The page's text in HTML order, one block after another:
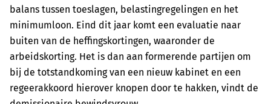
balans tussen toeslagen, belastingregelingen en het
minimumloon. Eind dit jaar komt een evaluatie naar
buiten van de heffingskortingen, waaronder de
arbeidskorting. Het is dan aan formerende partijen om
bij de totstandkoming van een nieuw kabinet en een
regeerakkoord hierover knopen door te hakken, vindt de